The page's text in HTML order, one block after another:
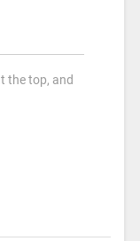
the top, and